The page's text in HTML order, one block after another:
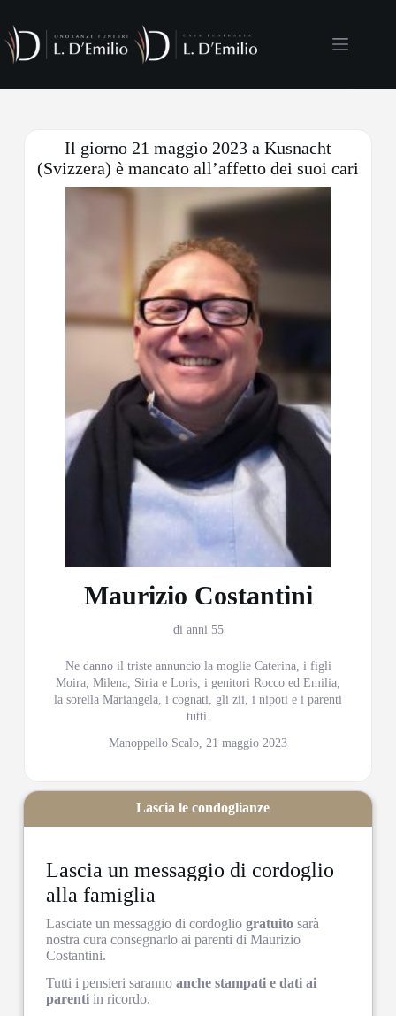
Il giorno 21 maggio 2023 a Kusnacht
(Svizzera) è mancato all’affetto dei suoi cari
Maurizio Costantini
di anni 55
Ne danno il triste annuncio la moglie Caterina, i figli
Moira, Milena, Siria e Loris, i genitori Rocco ed Emilia,
la sorella Mariangela, i cognati, gli zii, i nipoti e i parenti
tutti.
Manoppello Scalo, 21 maggio 2023
Lascia un messaggio di cordoglio
alla famiglia
Lasciate un messaggio di cordogliogratuito sarà
nostra cura consegnarlo ai parenti di Maurizio
Costantini.
Tutti i pensieri sarannoanche stampati e dati ai
parenti in ricordo.
Lascia le condoglianze